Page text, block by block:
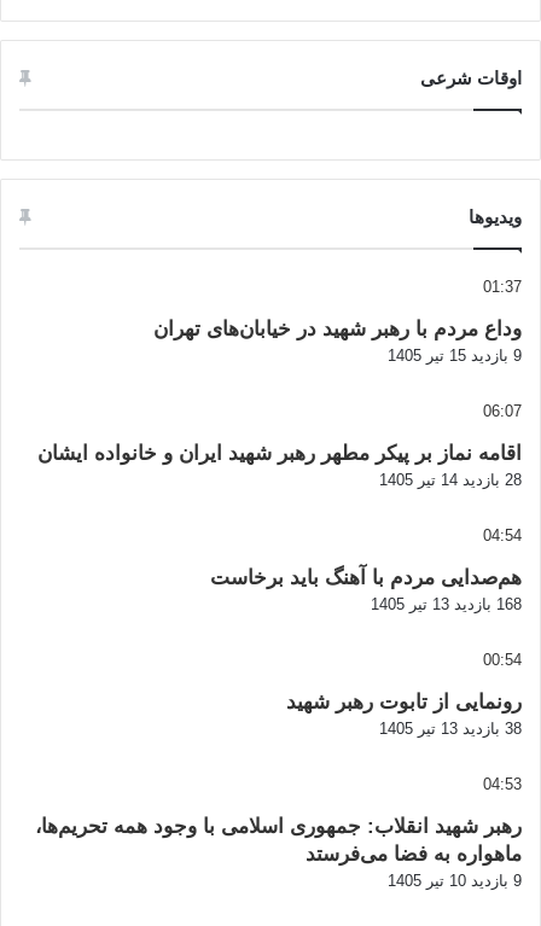
اوقات شرعی
ویدیوها
01:37
وداع مردم با رهبر شهید در خیابان‌های تهران
9 بازدید 15 تیر 1405
06:07
اقامه نماز بر پیکر مطهر رهبر شهید ایران و خانواده ایشان
28 بازدید 14 تیر 1405
04:54
هم‌صدایی مردم با آهنگ باید برخاست
168 بازدید 13 تیر 1405
00:54
رونمایی از تابوت رهبر شهید
38 بازدید 13 تیر 1405
04:53
رهبر شهید انقلاب: جمهوری اسلامی با وجود همه تحریم‌ها،
ماهواره به فضا می‌فرستد
9 بازدید 10 تیر 1405